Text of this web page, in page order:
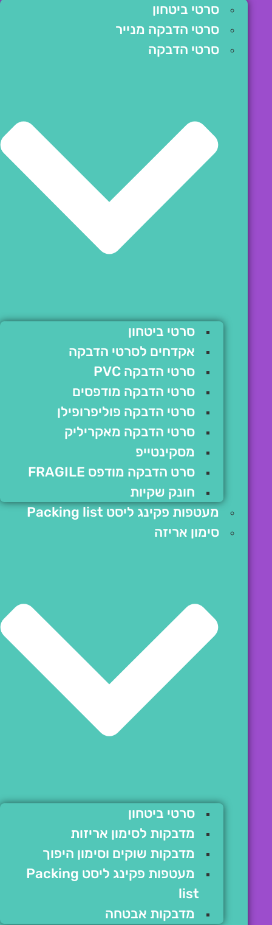
סרטי ביטחון
סרטי הדבקה מנייר
סרטי הדבקה
סרטי ביטחון
אקדחים לסרטי הדבקה
סרטי הדבקה PVC
סרטי הדבקה מודפסים
סרטי הדבקה פוליפרופילן
סרטי הדבקה מאקריליק
מסקינטייפ
סרט הדבקה מודפס FRAGILE
חונק שקיות
מעטפות פקינג ליסט Packing list
סימון אריזה
סרטי ביטחון
מדבקות לסימון אריזות
מדבקות שוקים וסימון היפוך
מעטפות פקינג ליסט Packing
list
מדבקות אבטחה